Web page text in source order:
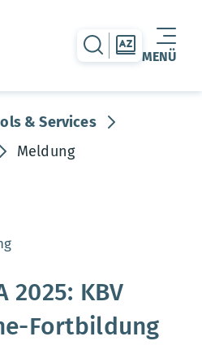
MENÜ
Warenkorb leer
zur Suche-Seite
zur
& Services
Meldung
2025: KBV
Fortbildung